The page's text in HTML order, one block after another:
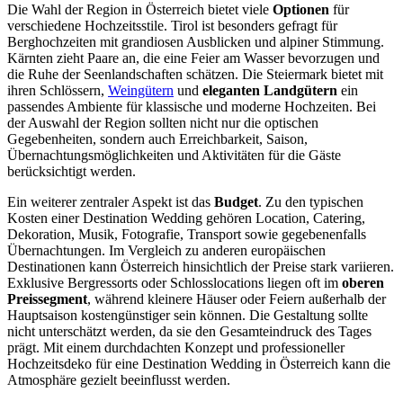
Die Wahl der Region in Österreich bietet viele Optionen für
verschiedene Hochzeitsstile. Tirol ist besonders gefragt für
Berghochzeiten mit grandiosen Ausblicken und alpiner Stimmung.
Kärnten zieht Paare an, die eine Feier am Wasser bevorzugen und
die Ruhe der Seenlandschaften schätzen. Die Steiermark bietet mit
ihren Schlössern, Weingütern und eleganten Landgütern ein
passendes Ambiente für klassische und moderne Hochzeiten. Bei
der Auswahl der Region sollten nicht nur die optischen
Gegebenheiten, sondern auch Erreichbarkeit, Saison,
Übernachtungsmöglichkeiten und Aktivitäten für die Gäste
berücksichtigt werden.
Ein weiterer zentraler Aspekt ist das Budget. Zu den typischen
Kosten einer Destination Wedding gehören Location, Catering,
Dekoration, Musik, Fotografie, Transport sowie gegebenenfalls
Übernachtungen. Im Vergleich zu anderen europäischen
Destinationen kann Österreich hinsichtlich der Preise stark variieren.
Exklusive Bergressorts oder Schlosslocations liegen oft im oberen
Preissegment, während kleinere Häuser oder Feiern außerhalb der
Hauptsaison kostengünstiger sein können. Die Gestaltung sollte
nicht unterschätzt werden, da sie den Gesamteindruck des Tages
prägt. Mit einem durchdachten Konzept und professioneller
Hochzeitsdeko für eine Destination Wedding in Österreich kann die
Atmosphäre gezielt beeinflusst werden.